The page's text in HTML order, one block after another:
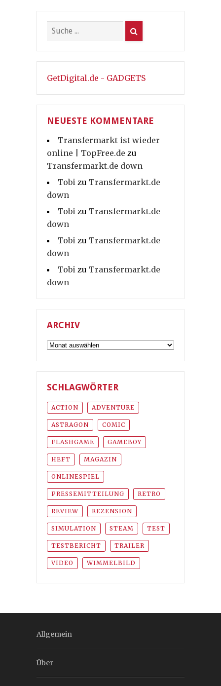
GetDigital.de - GADGETS
NEUESTE KOMMENTARE
Transfermarkt ist wieder
online | TopFree.de zu
Transfermarkt.de down
Tobi zu Transfermarkt.de
down
Tobi zu Transfermarkt.de
down
Tobi zu Transfermarkt.de
down
Tobi zu Transfermarkt.de
down
ARCHIV
Archiv
SCHLAGWÖRTER
ACTION ADVENTURE
ASTRAGON COMIC
FLASHGAME GAMEBOY
HEFT MAGAZIN
ONLINESPIEL
PRESSEMITTEILUNG RETRO
REVIEW REZENSION
SIMULATION STEAM TEST
TESTBERICHT TRAILER
VIDEO WIMMELBILD
Allgemein
Über